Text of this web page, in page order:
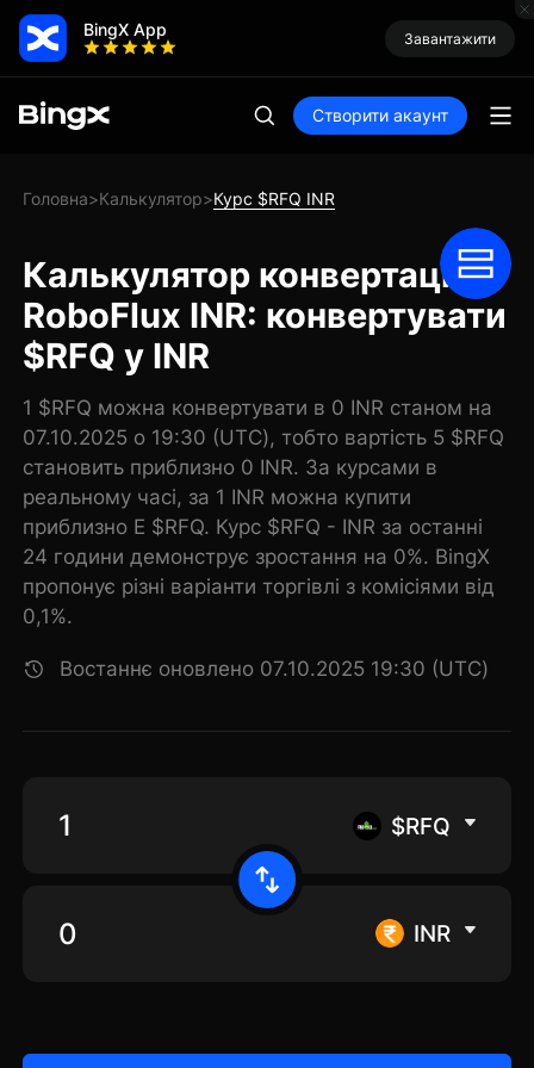
BingX App Завантажити
Створити акаунт
Головна>Калькулятор>Курс $RFQ INR
Калькулятор конвертації
RoboFlux INR: конвертувати
$RFQ у INR
1 $RFQ можна конвертувати в 0 INR станом на
07.10.2025 о 19:30 (UTC), тобто вартість 5 $RFQ
становить приблизно 0 INR. За курсами в
реальному часі, за 1 INR можна купити
приблизно E $RFQ. Курс $RFQ - INR за останні
24 години демонструє зростання на 0%. BingX
пропонує різні варіанти торгівлі з комісіями від
0,1%.
Востаннє оновлено 07.10.2025 19:30 (UTC)
$RFQ
INR